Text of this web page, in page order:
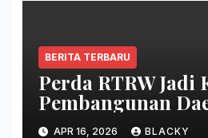
BERITA TERBARU
Perda RTRW Jadi
Pembangunan
APR 16, 2026 BLACKY